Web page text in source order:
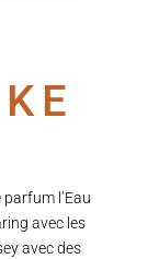
l’Eau
avec les
avec des